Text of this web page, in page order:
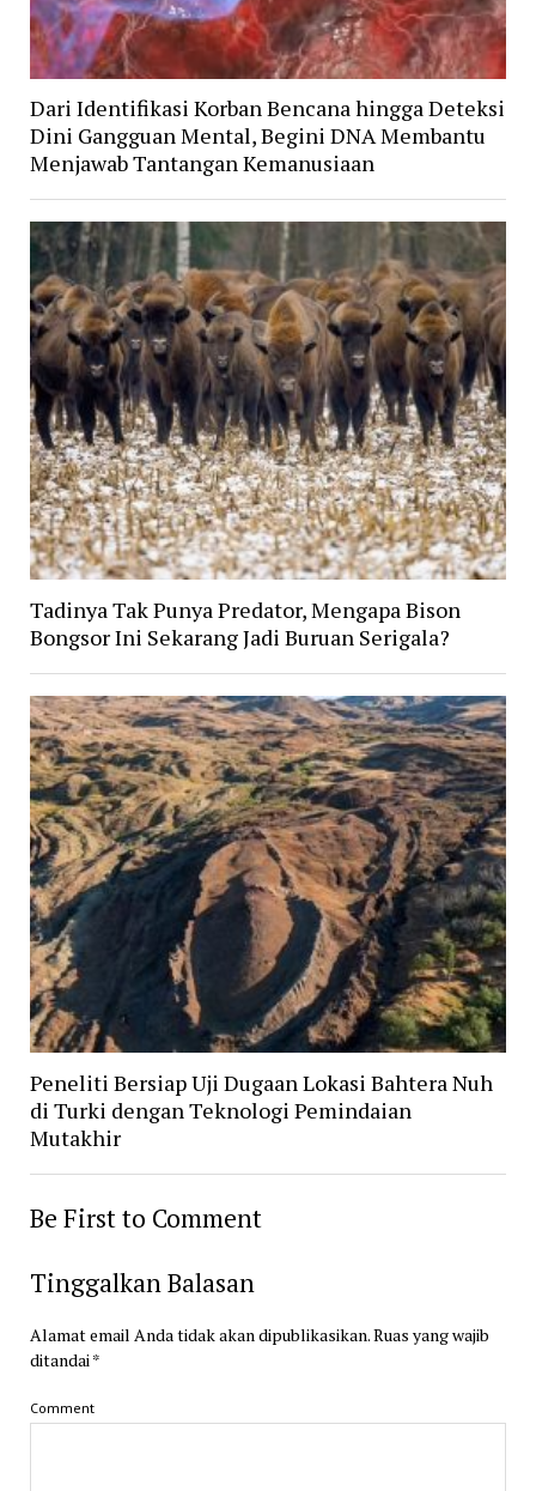
Dari Identifikasi Korban Bencana hingga Deteksi
Dini Gangguan Mental, Begini DNA Membantu
Menjawab Tantangan Kemanusiaan
Tadinya Tak Punya Predator, Mengapa Bison
Bongsor Ini Sekarang Jadi Buruan Serigala?
Peneliti Bersiap Uji Dugaan Lokasi Bahtera Nuh
di Turki dengan Teknologi Pemindaian
Mutakhir
Be First to Comment
Tinggalkan Balasan
Alamat email Anda tidak akan dipublikasikan.Ruas yang wajib
ditandai *
Comment